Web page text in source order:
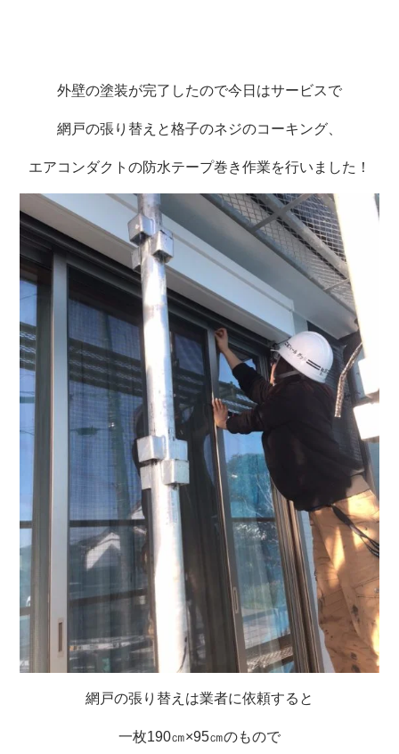
外壁の塗装が完了したので今日はサービスで
網戸の張り替えと格子のネジのコーキング、
エアコンダクトの防水テープ巻き作業を行いました！
網戸の張り替えは業者に依頼すると
一枚190㎝×95㎝のもので